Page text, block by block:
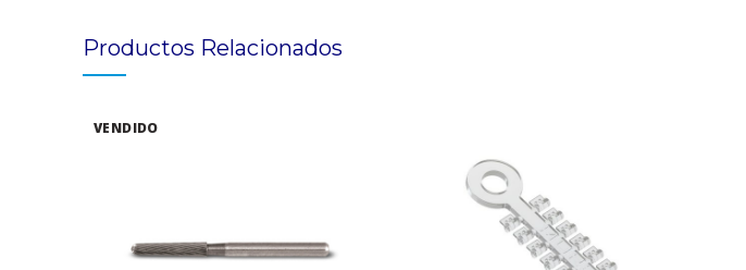
Productos Relacionados
VENDIDO